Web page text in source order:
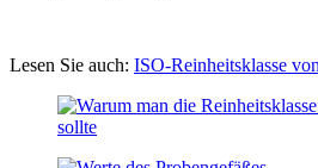
Lesen Sie auch: ISO-Reinheitsklasse